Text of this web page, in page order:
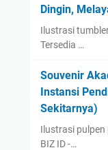
Dingin,
Ilustrasi
Tersedia …
Souvenir
Instansi
Sekitarnya)
Ilustrasi
BIZ ID -…